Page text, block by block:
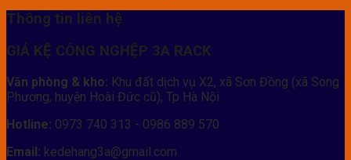
Thông tin liên hệ
GIÁ KỆ CÔNG NGHỆP 3A RACK
Văn phòng & kho: Khu đất dịch vụ X2, xã Sơn Đồng (xã Song
Phương, huyện Hoài Đức cũ), Tp Hà Nội
Hotline: 0973 740 313 - 0986 889 570
Email: kedehang3a@gmail.com